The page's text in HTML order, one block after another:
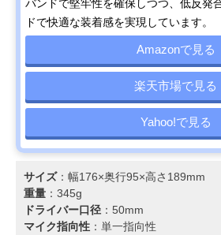
バンドで堅牢性を確保しつつ、低反発
ドで快適な装着感を実現しています。
Amazonで見る
楽天市場で見る
Yahoo!で見る
サイズ：幅176×奥行95×高さ189mm
重量 ：345g
ドライバー口径 ：50mm
マイク指向性 ：単一指向性